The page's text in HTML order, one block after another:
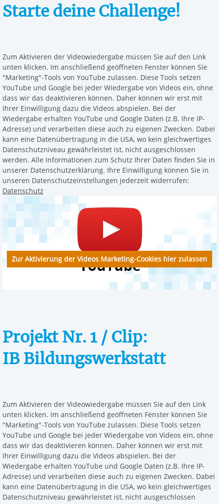
Starte deine Challenge!
Zum Aktivieren der Videowiedergabe müssen Sie auf den Link
unten klicken. Im anschließend geöffneten Fenster können Sie
"Marketing"-Tools von YouTube zulassen. Diese Tools setzen
YouTube und Google bei jeder Wiedergabe von Videos ein, ohne
dass wir das deaktivieren können. Daher können wir erst mit
Ihrer Einwilligung dazu die Videos abspielen. Bei der
Wiedergabe erhalten YouTube und Google Daten (z.B. Ihre IP-
Adresse) und verarbeiten diese auch zu eigenen Zwecken. Dabei
kann eine Datenübertragung in die USA, wo kein gleichwertiges
Datenschutzniveau gewährleistet ist, nicht ausgeschlossen
werden. Alle Informationen zum Schutz Ihrer Daten finden Sie in
unserer Datenschutzerklärung. Ihre Einwilligung können Sie in
unseren Datenschutzeinstellungen jederzeit widerrufen:
Datenschutz
Zur Aktivierung der Videos Marketing-Cookies hier zulassen
Projekt Nr. 1 / Clip:
IB Bildungswerkstatt
Zum Aktivieren der Videowiedergabe müssen Sie auf den Link
unten klicken. Im anschließend geöffneten Fenster können Sie
"Marketing"-Tools von YouTube zulassen. Diese Tools setzen
YouTube und Google bei jeder Wiedergabe von Videos ein, ohne
dass wir das deaktivieren können. Daher können wir erst mit
Ihrer Einwilligung dazu die Videos abspielen. Bei der
Wiedergabe erhalten YouTube und Google Daten (z.B. Ihre IP-
Adresse) und verarbeiten diese auch zu eigenen Zwecken. Dabei
kann eine Datenübertragung in die USA, wo kein gleichwertiges
Datenschutzniveau gewährleistet ist, nicht ausgeschlossen